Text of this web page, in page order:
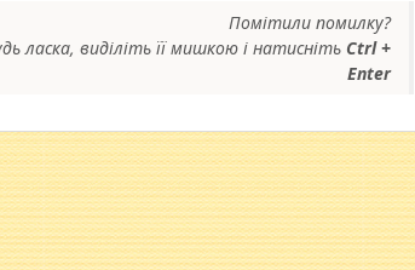
Помітили помилку?
ласка, виділіть її мишкою і натисніть Ctrl +
Enter